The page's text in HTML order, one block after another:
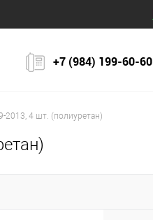
+7 (984) 199‒60‒60
2013, 4 шт. (полиуретан)